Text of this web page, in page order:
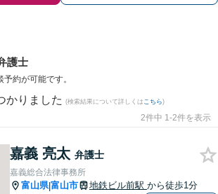
護士
約が可能です。
かりました (検索結果について詳しくは こちら)
2件中 1-2件を表示
嘉義 亮太 弁護士
嘉義総合法律事務所
富山県|富山市 地鉄ビル前駅 から徒歩1分